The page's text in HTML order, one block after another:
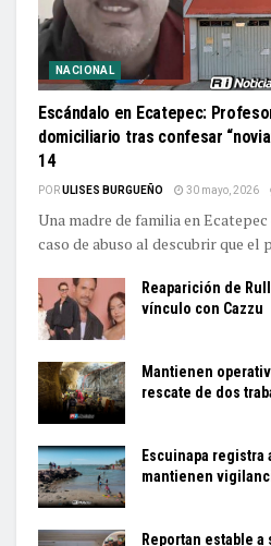
NACIONAL
Escándalo en Ecatepec:
domiciliario tras confesar
14
PORULISES BURGUEÑO 30 mayo, 2026
Una madre de familia en
caso de abuso al descubrir que el
Reaparición de
vínculo con Cazzu
Mantienen
rescate de dos
Escuinapa registra
mantienen
Reportan estable